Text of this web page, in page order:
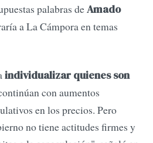
palabras deAmado
a La Cámpora en temas
individualizar quienes son
con aumentos
en los precios. Pero
no tiene actitudes firmes y